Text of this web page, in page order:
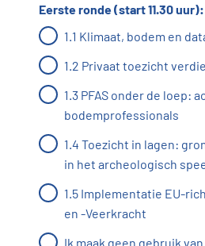
Eerste ronde (start 11.30 uur):
1.1 Klimaat, bodem en
1.2 Privaat toezicht
1.3 PFAS onder de loep:
bodemprofessionals
1.4 Toezicht in lagen:
in het archeologisch
1.5 Implementatie EU-
en -Veerkracht
Ik maak geen gebruik